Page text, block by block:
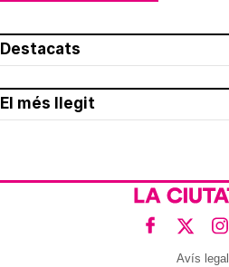
Destacats
El més llegit
Avís legal